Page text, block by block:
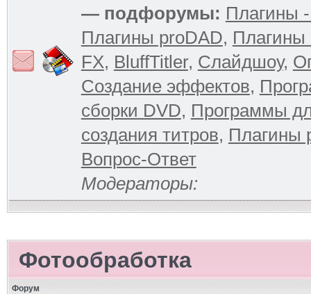
— подфорумы: Плагины
Плагины proDAD, Плагины
FX, BluffTitler, Слайдшоу,
Создание эффектов,
сборки DVD, Программы
создания титров, Плагины
Вопрос-Ответ
Модераторы:
Фотообработка
Форум